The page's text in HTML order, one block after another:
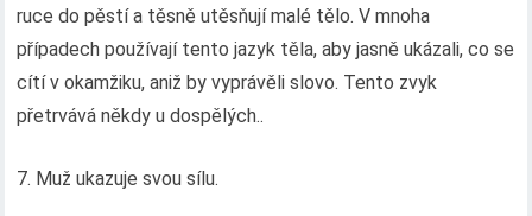
ruce do pěstí a těsně utěsňují malé tělo. V mnoha
případech používají tento jazyk těla, aby jasně ukázali, co se
cítí v okamžiku, aniž by vyprávěli slovo. Tento zvyk
přetrvává někdy u dospělých..
7. Muž ukazuje svou sílu.